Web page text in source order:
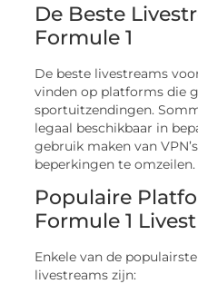
De Beste
Formule 1
De beste livestreams
vinden op platforms die
sportuitzendingen.
legaal beschikbaar in
gebruik maken van
beperkingen te omzeilen.
Populaire
Formule 1
Enkele van de
livestreams zijn: